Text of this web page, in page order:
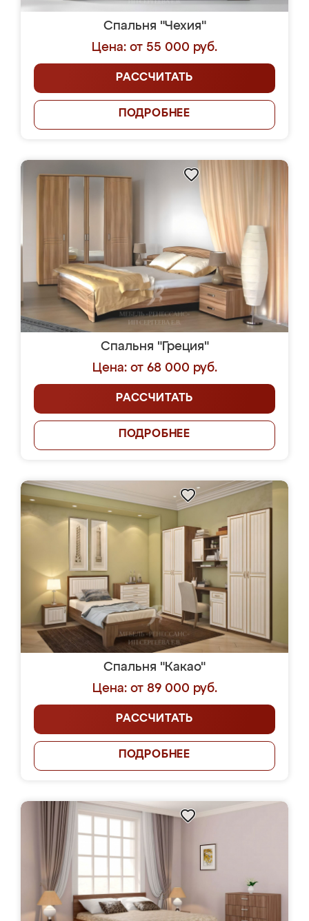
Спальня "Чехия"
Цена: от 55 000 руб.
РАССЧИТАТЬ
ПОДРОБНЕЕ
Спальня "Греция"
Цена: от 68 000 руб.
РАССЧИТАТЬ
ПОДРОБНЕЕ
Спальня "Какао"
Цена: от 89 000 руб.
РАССЧИТАТЬ
ПОДРОБНЕЕ